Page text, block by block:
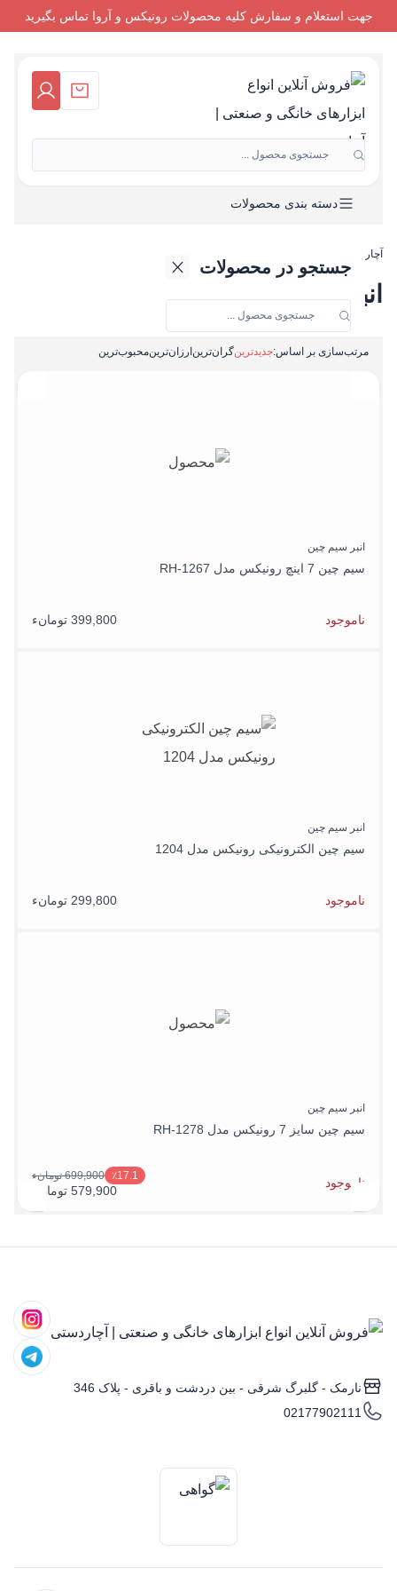
جهت استعلام و سفارش کلیه محصولات رونیکس و آروا تماس بگیرید
جستجوی محصول ...
جستجو در محصولات
دسته بندی محصولات
آچاردستی
انبر سیم چین
مرتب‌سازی بر اساس:جدیدترینگران‌ترین ارزان‌ترینمحبوب‌ترین
انبر سیم چین
سیم چین 7 اینچ رونیکس مدل RH-1267
ناموجود 399,800 تومانء
انبر سیم چین
سیم چین الکترونیکی رونیکس مدل 1204
ناموجود 299,800 تومانء
انبر سیم چین
سیم چین سایز 7 رونیکس مدل RH-1278
ناموجود ٪17.1 699,900 تومانء
579,900 تومانء
نارمک - گلبرگ شرقی - بین دردشت و باقری - پلاک 346
02177902111